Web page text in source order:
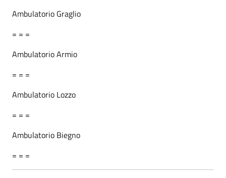
Ambulatorio Graglio
= = =
Ambulatorio Armio
= = =
Ambulatorio Lozzo
= = =
Ambulatorio Biegno
= = =